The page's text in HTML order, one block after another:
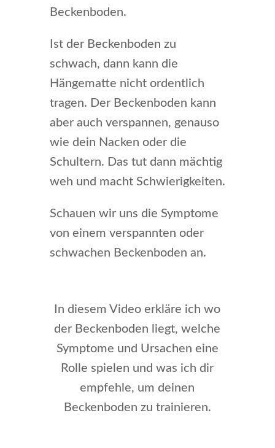
Beckenboden.
Ist der Beckenboden zu
schwach, dann kann die
Hängematte nicht ordentlich
tragen. Der Beckenboden kann
aber auch verspannen, genauso
wie dein Nacken oder die
Schultern. Das tut dann mächtig
weh und macht Schwierigkeiten.
Schauen wir uns die Symptome
von einem verspannten oder
schwachen Beckenboden an.
In diesem Video erkläre ich wo
der Beckenboden liegt, welche
Symptome und Ursachen eine
Rolle spielen und was ich dir
empfehle, um deinen
Beckenboden zu trainieren.